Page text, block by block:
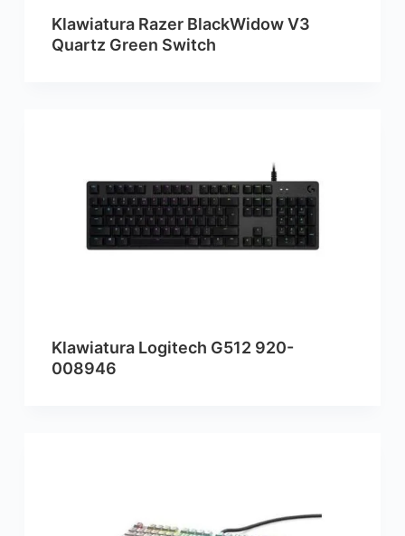
Klawiatura Razer BlackWidow V3
Quartz Green Switch
Klawiatura Logitech G512 920-
008946